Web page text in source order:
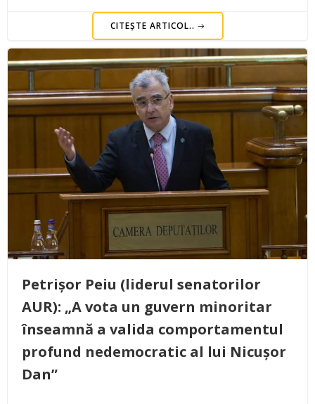
CITEȘTE ARTICOL..
Petrișor Peiu (liderul senatorilor
AUR): „A vota un guvern minoritar
înseamnă a valida comportamentul
profund nedemocratic al lui Nicușor
Dan”